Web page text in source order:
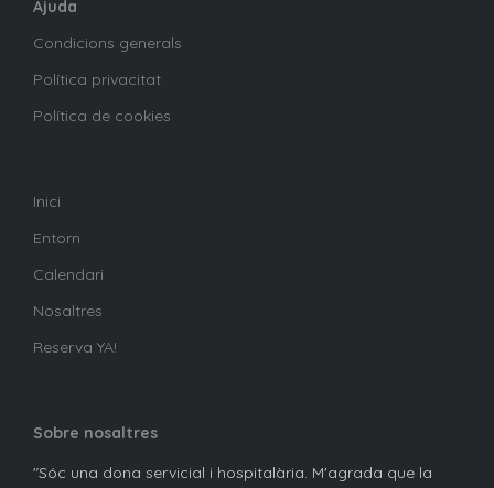
Ajuda
Condicions generals
Política privacitat
Política de cookies
Inici
Entorn
Calendari
Nosaltres
Reserva YA!
Sobre nosaltres
"Sóc una dona servicial i hospitalària. M'agrada que la